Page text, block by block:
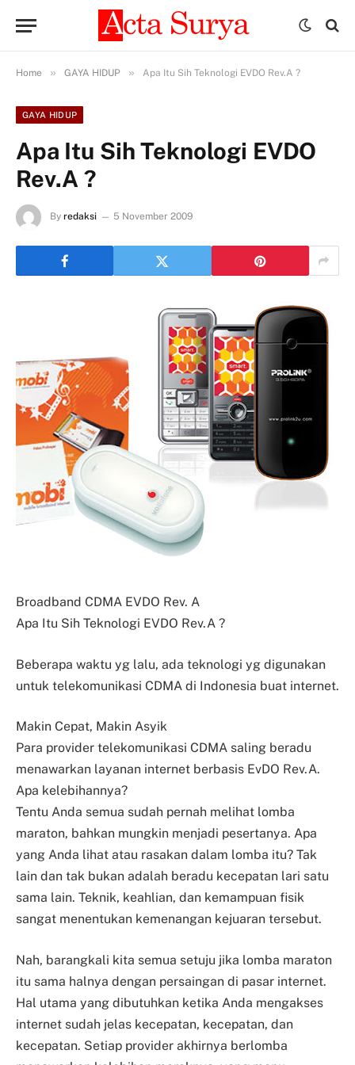
Home » GAYA HIDUP » Apa Itu Sih Teknologi EVDO Rev.A ?
GAYA HIDUP
Apa Itu Sih Teknologi EVDO
Rev.A ?
By redaksi 5 November 2009
Broadband CDMA EVDO Rev. A
Apa Itu Sih Teknologi EVDO Rev.A ?
Beberapa waktu yg lalu, ada teknologi yg digunakan
untuk telekomunikasi CDMA di Indonesia buat internet.
Makin Cepat, Makin Asyik
Para provider telekomunikasi CDMA saling beradu
menawarkan layanan internet berbasis EvDO Rev.A.
Apa kelebihannya?
Tentu Anda semua sudah pernah melihat lomba
maraton, bahkan mungkin menjadi pesertanya. Apa
yang Anda lihat atau rasakan dalam lomba itu? Tak
lain dan tak bukan adalah beradu kecepatan lari satu
sama lain. Teknik, keahlian, dan kemampuan fisik
sangat menentukan kemenangan kejuaran tersebut.
Nah, barangkali kita semua setuju jika lomba maraton
itu sama halnya dengan persaingan di pasar internet.
Hal utama yang dibutuhkan ketika Anda mengakses
internet sudah jelas kecepatan, kecepatan, dan
kecepatan. Setiap provider akhirnya berlomba